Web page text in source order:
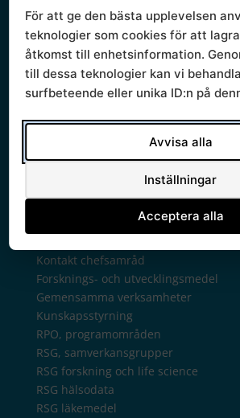
Protokoll
Om Södra sjukvårdsregionen
Ledningsgrupp
Styrande dokument
Styrgrupp
Arkiv regionala priser tidigare år
Kontakt chefsamråd
Forsknings- och utvecklingsmedel
Gemensamma verksamheter
Kunskapsstyrning
RPO, programområden
RSG, samverkansgrupper
RSG forskning och life science
RSG hälsodata
RSG läkemedel
För att ge den bästa upplevelsen
teknologier som cookies för att
åtkomst till enhetsinformation.
till dessa teknologier kan vi
surfbeteende eller unika ID:n på
Avvisa alla
Inställningar
Acceptera alla